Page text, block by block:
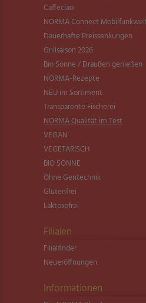
Caffeciao
NORMA Connect
Dauerhafte Preissenkungen
Grillsaison 2026
Bio Sonne / Draußen genießen
NORMA-Rezepte
NEU im Sortiment
Transparente Fischerei
NORMA Qualität im Test
VEGAN
VEGETARISCH
BIO SONNE
Ohne Gentechnik
Glutenfrei
Laktosefrei
Filialen
Filialfinder
Neueröffnungen
Informationen